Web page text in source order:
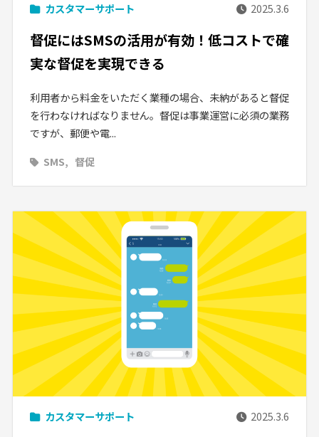
カスタマーサポート 2025.3.6
督促にはSMSの活用が有効！低コストで確
実な督促を実現できる
利用者から料金をいただく業種の場合、未納があると督促
を行わなければなりません。督促は事業運営に必須の業務
ですが、郵便や電...
SMS
督促
カスタマーサポート 2025.3.6